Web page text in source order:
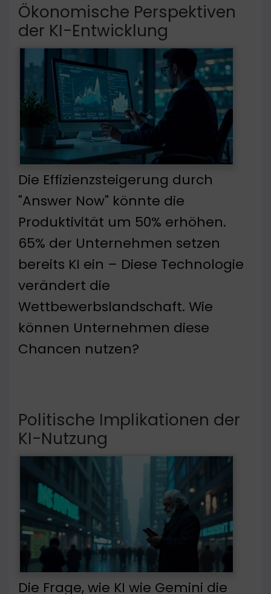
Ökonomische Perspektiven
der KI-Entwicklung
Die Effizienzsteigerung durch
"Answer Now" könnte die
Produktivität um 50% erhöhen.
65% der Unternehmen setzen
bereits KI ein – Diese Technologie
verändert die
Wettbewerbslandschaft. Wie
können Unternehmen diese
Chancen nutzen?
Politische Implikationen der
KI-Nutzung
Die Frage, wie KI wie Gemini die